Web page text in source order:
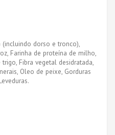
(incluindo dorso e tronco),
Farinha de proteína de milho,
Fibra vegetal desidratada,
Oleo de peixe, Gorduras